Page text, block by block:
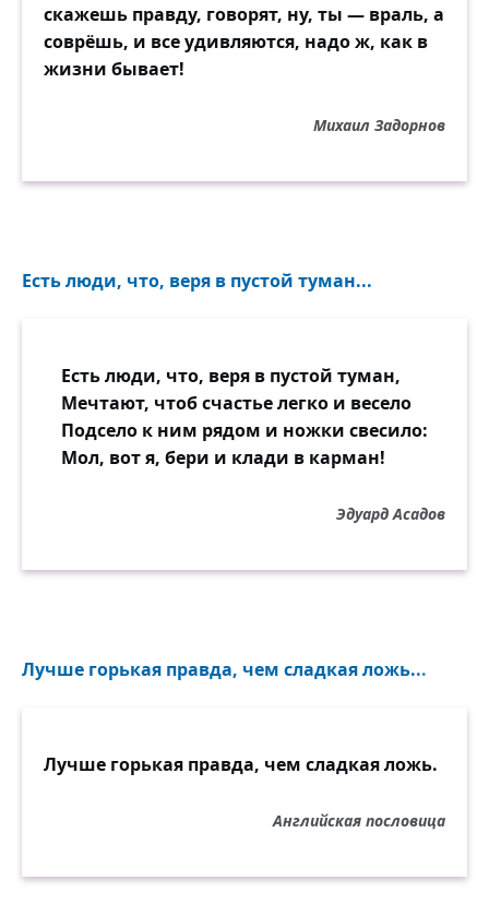
скажешь правду, говорят, ну, ты — враль, а
соврёшь, и все удивляются, надо ж, как в
жизни бывает!
Михаил Задорнов
Есть люди, что, веря в пустой туман...
Есть люди, что, веря в пустой туман,
Мечтают, чтоб счастье легко и весело
Подсело к ним рядом и ножки свесило:
Мол, вот я, бери и клади в карман!
Эдуард Асадов
Лучше горькая правда, чем сладкая ложь...
Лучше горькая правда, чем сладкая ложь.
Английская пословица